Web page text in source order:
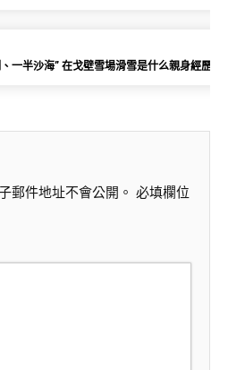
一半沙海” 在戈壁雪場滑雪是什么親身經歷
郵件地址不會公開。 必填欄位